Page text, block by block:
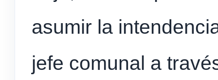
asumir la
jefe comunal a